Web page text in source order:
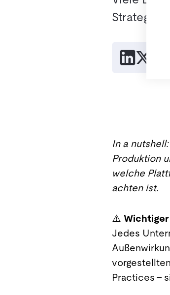
In a
Produktion
welche
achten ist.
⚠️ Wichtiger
Jedes
Practices –